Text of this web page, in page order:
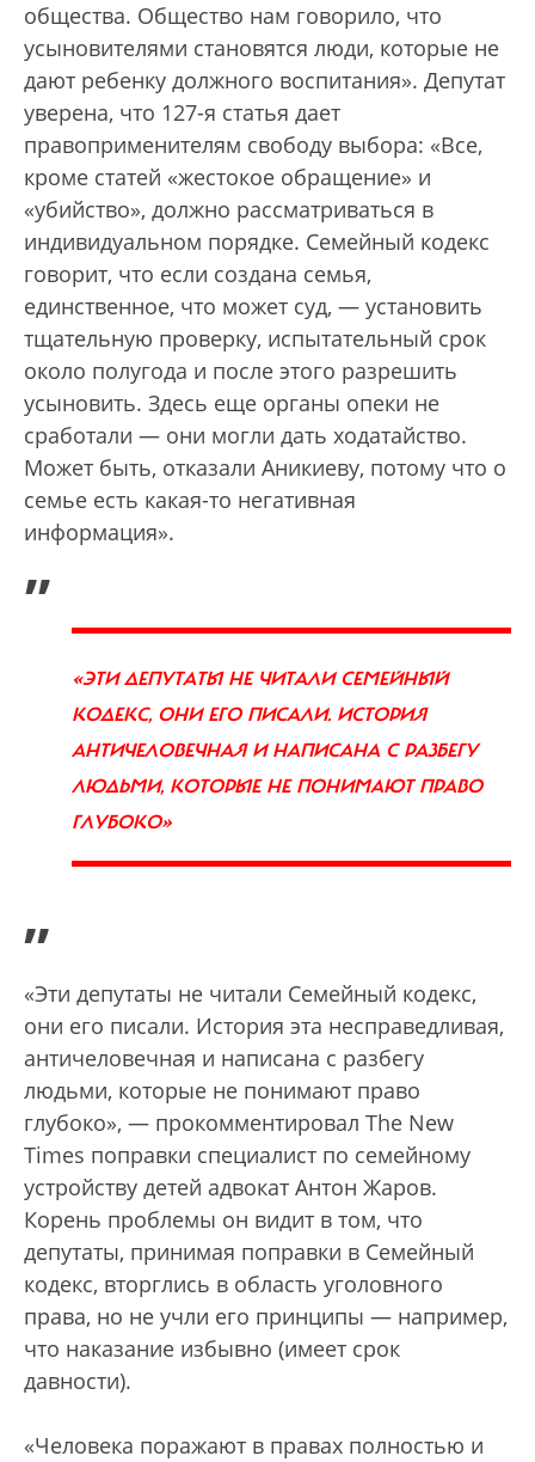
общества. Общество нам говорило, что
усыновителями становятся люди, которые не
дают ребенку должного воспитания». Депутат
уверена, что 127-я статья дает
правоприменителям свободу выбора: «Все,
кроме статей «жестокое обращение» и
«убийство», должно рассматриваться в
индивидуальном порядке. Семейный кодекс
говорит, что если создана семья,
единственное, что может суд, — установить
тщательную проверку, испытательный срок
около полугода и после этого разрешить
усыновить. Здесь еще органы опеки не
сработали — они могли дать ходатайство.
Может быть, отказали Аникиеву, потому что о
семье есть какая-то негативная
информация».
„
«ЭТИ ДЕПУТАТЫ НЕ ЧИТАЛИ СЕМЕЙНЫЙ
КОДЕКС, ОНИ ЕГО ПИСАЛИ. ИСТОРИЯ
АНТИЧЕЛОВЕЧНАЯ И НАПИСАНА С РАЗБЕГУ
ЛЮДЬМИ, КОТОРЫЕ НЕ ПОНИМАЮТ ПРАВО
ГЛУБОКО»
”
«Эти депутаты не читали Семейный кодекс,
они его писали. История эта несправедливая,
античеловечная и написана с разбегу
людьми, которые не понимают право
глубоко», — прокомментировал The New
Times поправки специалист по семейному
устройству детей адвокат Антон Жаров.
Корень проблемы он видит в том, что
депутаты, принимая поправки в Семейный
кодекс, вторглись в область уголовного
права, но не учли его принципы — например,
что наказание избывно (имеет срок
давности).
«Человека поражают в правах полностью и